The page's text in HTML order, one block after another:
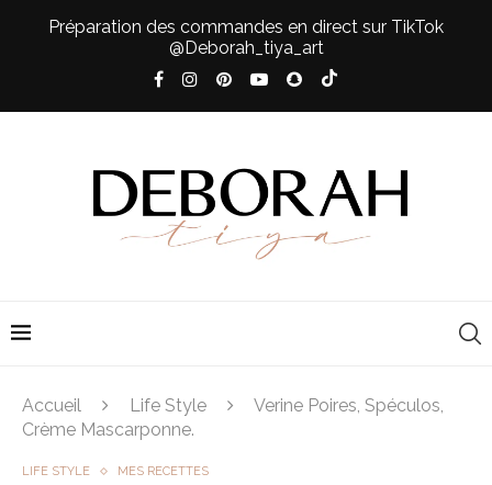
Préparation des commandes en direct sur TikTok
@Deborah_tiya_art
Accueil Life Style
Verine Poires, Spéculos,
Crème Mascarponne.
LIFE STYLE MES RECETTES